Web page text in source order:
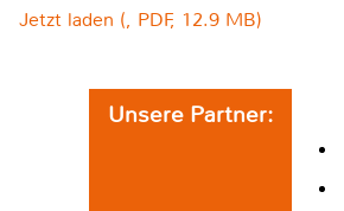
Jetzt laden (, PDF, 12.9 MB)
Unsere Partner: